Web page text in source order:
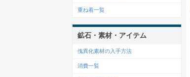
重ね着一覧
鉱石・素材・アイテム
傀異化素材の入手方法
消費一覧